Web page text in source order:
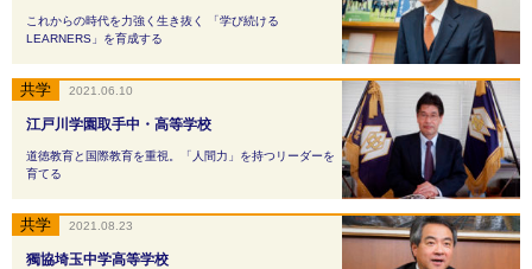
これからの時代を力強く生き抜く 「学び続ける
LEARNERS」を育成する
江戸川学園取手中・高等学校
道徳教育と国際教育を重視。「人間力」を持つリーダーを
育てる
2021.06.10
獨協埼玉中学高等学校
2021.08.23